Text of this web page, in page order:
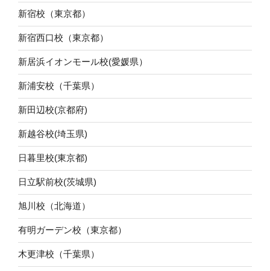
新宿校（東京都）
新宿西口校（東京都）
新居浜イオンモール校(愛媛県）
新浦安校（千葉県）
新田辺校(京都府)
新越谷校(埼玉県)
日暮里校(東京都)
日立駅前校(茨城県)
旭川校（北海道）
有明ガーデン校（東京都）
木更津校（千葉県）